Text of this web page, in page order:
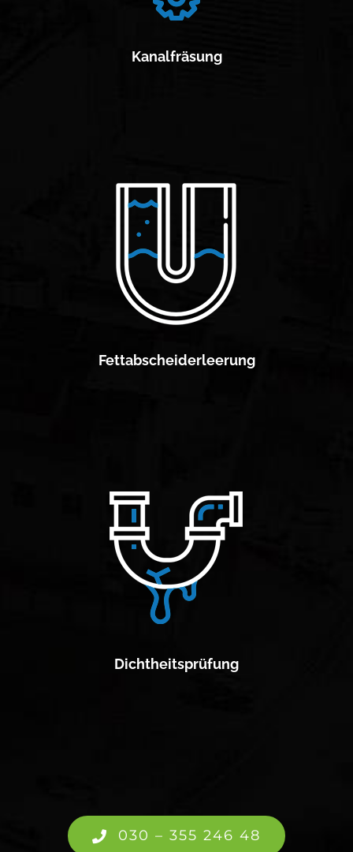
Kanalfräsung
Fettabscheiderleerung
Dichtheitsprüfung
030 – 355 246 48